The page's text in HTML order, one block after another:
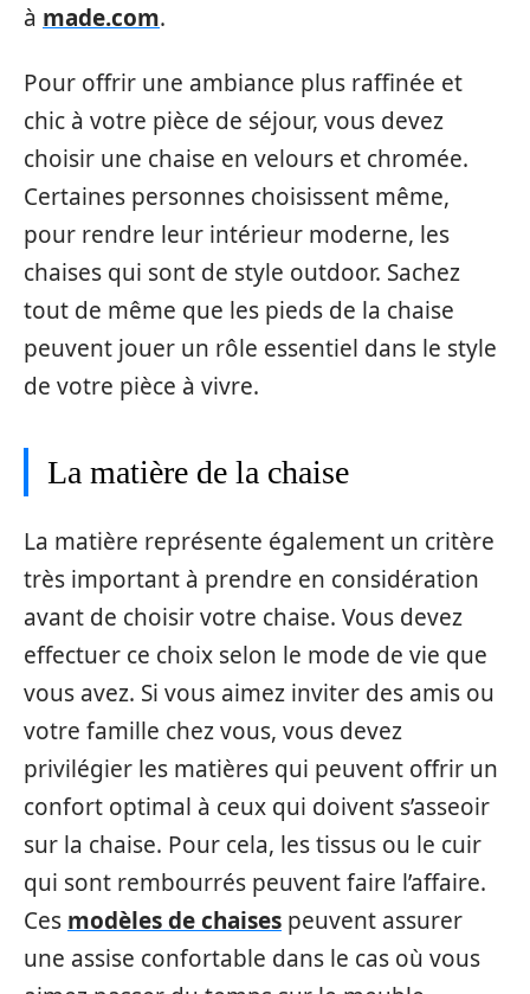
à made.com.
Pour offrir une ambiance plus raffinée et
chic à votre pièce de séjour, vous devez
choisir une chaise en velours et chromée.
Certaines personnes choisissent même,
pour rendre leur intérieur moderne, les
chaises qui sont de style outdoor. Sachez
tout de même que les pieds de la chaise
peuvent jouer un rôle essentiel dans le style
de votre pièce à vivre.
La matière de la chaise
La matière représente également un critère
très important à prendre en considération
avant de choisir votre chaise. Vous devez
effectuer ce choix selon le mode de vie que
vous avez. Si vous aimez inviter des amis ou
votre famille chez vous, vous devez
privilégier les matières qui peuvent offrir un
confort optimal à ceux qui doivent s’asseoir
sur la chaise. Pour cela, les tissus ou le cuir
qui sont rembourrés peuvent faire l’affaire.
Ces modèles de chaises peuvent assurer
une assise confortable dans le cas où vous